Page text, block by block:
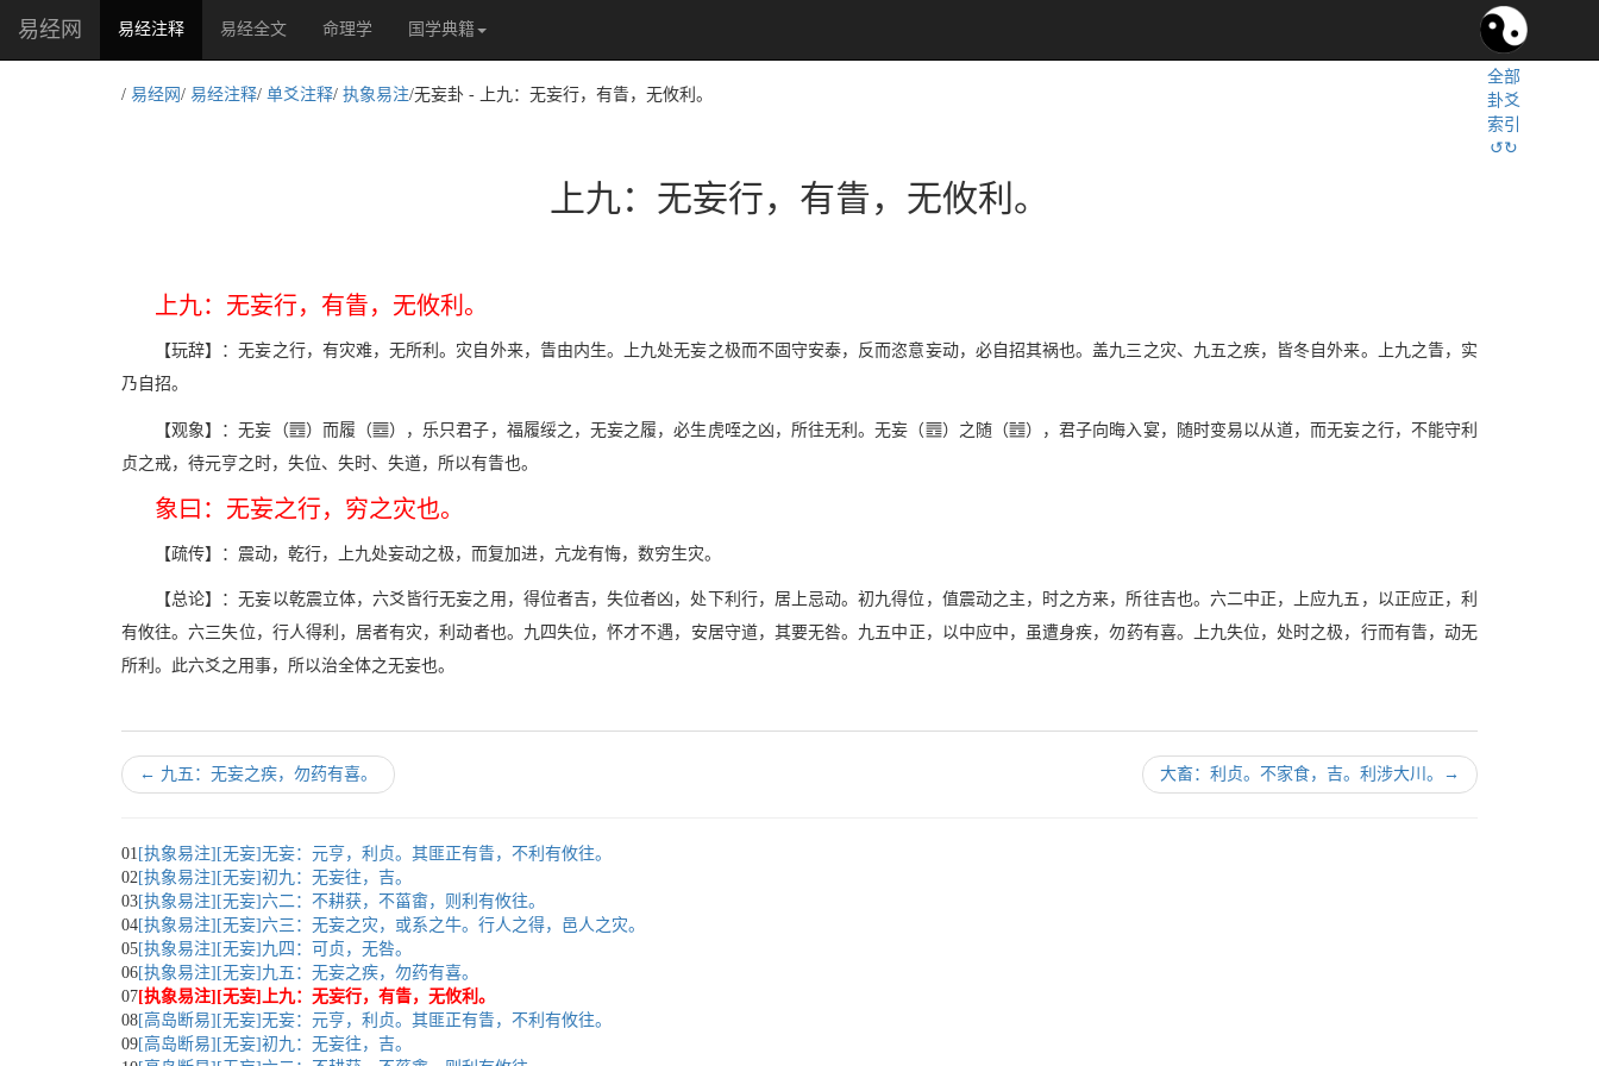
易经网 易经注释(current)易经全文 命理学 国学典籍
全部
卦爻
索引
↺↻
/ 易经网 / 易经注释/ 单爻注释/ 执象易注/无妄卦 - 上九：无妄行，有眚，无攸利。
上九：无妄行，有眚，无攸利。
上九：无妄行，有眚，无攸利。
【玩辞】：无妄之行，有灾难，无所利。灾自外来，眚由内生。上九处无妄之极而不固守安泰，反而恣意妄动，必自招其祸也。盖九三之灾、九五之疾，皆冬自外来。上九之眚，实
乃自招。
【观象】：无妄（j）而履（p），乐只君子，福履绥之，无妄之履，必生虎咥之凶，所往无利。无妄（j）之随（g），君子向晦入宴，随时变易以从道，而无妄之行，不能守利
贞之戒，待元亨之时，失位、失时、失道，所以有眚也。
象曰：无妄之行，穷之灾也。
【疏传】：震动，乾行，上九处妄动之极，而复加进，亢龙有悔，数穷生灾。
【总论】：无妄以乾震立体，六爻皆行无妄之用，得位者吉，失位者凶，处下利行，居上忌动。初九得位，值震动之主，时之方来，所往吉也。六二中正，上应九五，以正应正，利
有攸往。六三失位，行人得利，居者有灾，利动者也。九四失位，怀才不遇，安居守道，其要无咎。九五中正，以中应中，虽遭身疾，勿药有喜。上九失位，处时之极，行而有眚，动无
所利。此六爻之用事，所以治全体之无妄也。
← 九五：无妄之疾，勿药有喜。 大畜：利贞。不家食，吉。利涉大川。 →
01 [执象易注][无妄]无妄：元亨，利贞。其匪正有眚，不利有攸往。
02[执象易注][无妄]初九：无妄往，吉。
03[执象易注][无妄]六二：不耕获，不菑畬，则利有攸往。
04[执象易注][无妄]六三：无妄之灾，或系之牛。行人之得，邑人之灾。
05[执象易注][无妄]九四：可贞，无咎。
06[执象易注][无妄]九五：无妄之疾，勿药有喜。
07[执象易注][无妄]上九：无妄行，有眚，无攸利。
08[高岛断易][无妄]无妄：元亨，利贞。其匪正有眚，不利有攸往。
09[高岛断易][无妄]初九：无妄往，吉。